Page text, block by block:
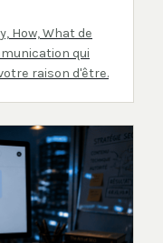
How, What de
qui
raison d'être.